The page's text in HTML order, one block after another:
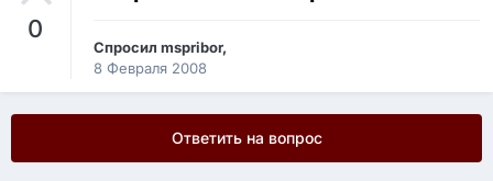
0
Спросил mspribor,
8 Февраля 2008
Ответить на вопрос